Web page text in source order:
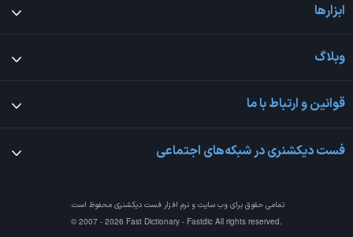
ابزارها
وبلاگ
قوانین و ارتباط با ما
فست دیکشنری در شبکه‌های اجتماعی
تمامی حقوق برای وب سایت و نرم افزارفست دیکشنری محفوظ است.
© 2007 - 2026 Fast Dictionary - Fastdic All rights reserved.